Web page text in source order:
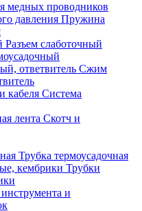
медных проводников
Пружина
Разъем слаботочный
Сжим
Система
Скотч и
Трубка термоусадочная
Трубки